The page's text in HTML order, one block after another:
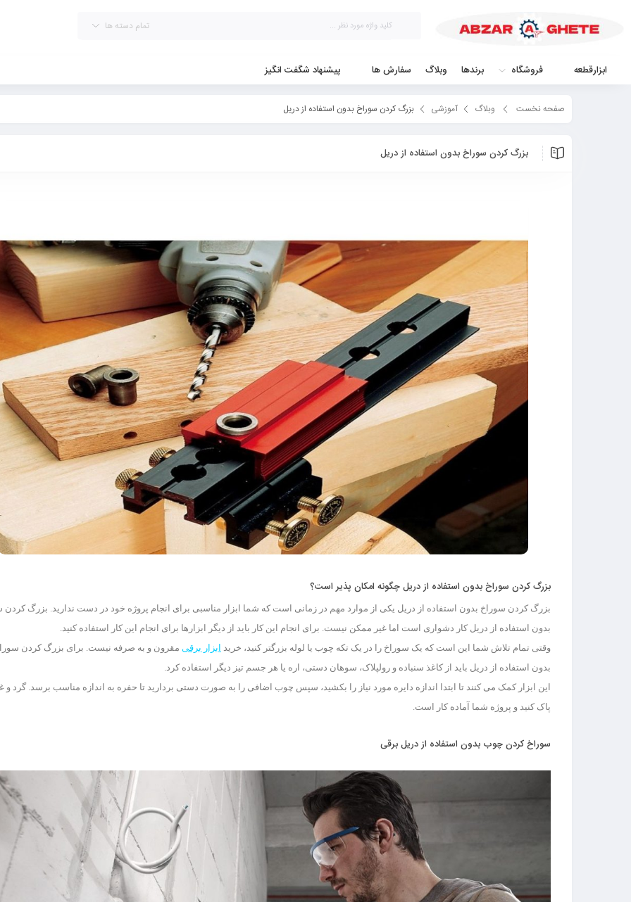
تمام دسته ها
ابزارقطعه فروشگاه برندها وبلاگ سفارش ها پیشنهاد شگفت انگیز
صفحه نخست وبلاگ آموزشی بزرگ کردن سوراخ بدون استفاده از دریل
بزرگ کردن سوراخ بدون استفاده از دریل
بزرگ کردن سوراخ بدون استفاده از دریل چگونه امکان پذیر است؟
بزرگ کردن سوراخ بدون استفاده از دریل یکی از موارد مهم در زمانی است که شما ابزار مناسبی برای انجام پروژه خود در دست ندارید. بزرگ کردن
بدون استفاده از دریل کار دشواری است اما غیر ممکن نیست. برای انجام این کار باید از دیگر ابزارها برای انجام این کار استفاده کنید.
وقتی تمام تلاش شما این است که یک سوراخ را در یک تکه چوب یا لوله بزرگتر کنید، خرید ابزار برقی مقرون و به صرفه نیست. برای بزرگ کردن
بدون استفاده از دریل باید از کاغذ سنباده و رولپلاک، سوهان دستی، اره یا هر جسم تیز دیگر استفاده کرد.
این ابزار کمک می کنند تا ابتدا اندازه دایره مورد نیاز را بکشید، سپس چوب اضافی را به صورت دستی بردارید تا حفره به اندازه مناسب برسد. گرد و
پاک کنید و پروژه شما آماده کار است.
سوراخ کردن چوب بدون استفاده از دریل برقی